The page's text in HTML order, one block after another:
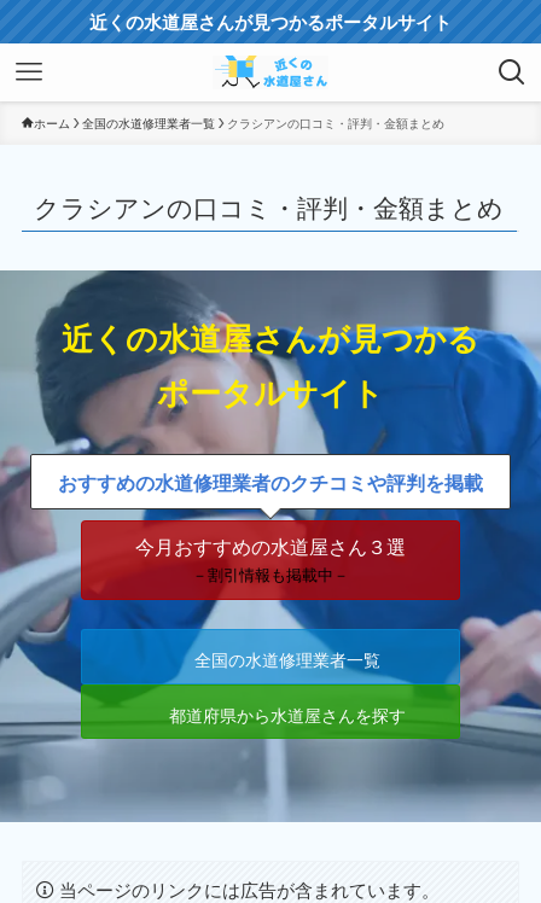
近くの水道屋さんが見つかるポータルサイト
ホーム 全国の水道修理業者一覧 クラシアンの口コミ・評判・金額まとめ
クラシアンの口コミ・評判・金額まとめ
近くの水道屋さんが見つかる
ポータルサイト
おすすめの水道修理業者のクチコミや評判を掲載
今月おすすめの水道屋さん３選
－割引情報も掲載中－
全国の水道修理業者一覧
都道府県から水道屋さんを探す
当ページのリンクには広告が含まれています。